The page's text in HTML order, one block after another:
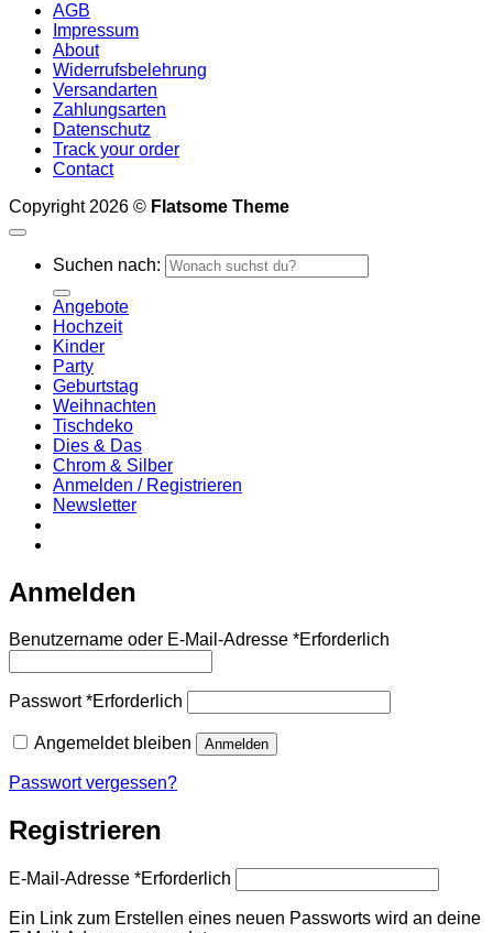
AGB
Impressum
About
Widerrufsbelehrung
Versandarten
Zahlungsarten
Datenschutz
Track your order
Contact
Copyright 2026 © Flatsome Theme
Suchen nach:
Angebote
Hochzeit
Kinder
Party
Geburtstag
Weihnachten
Tischdeko
Dies & Das
Chrom & Silber
Anmelden / Registrieren
Newsletter
Anmelden
Benutzername oder E-Mail-Adresse *Erforderlich
Passwort*Erforderlich
Angemeldet bleiben Anmelden
Passwort vergessen?
Registrieren
E-Mail-Adresse *Erforderlich
Ein Link zum Erstellen eines neuen Passworts wird an deine